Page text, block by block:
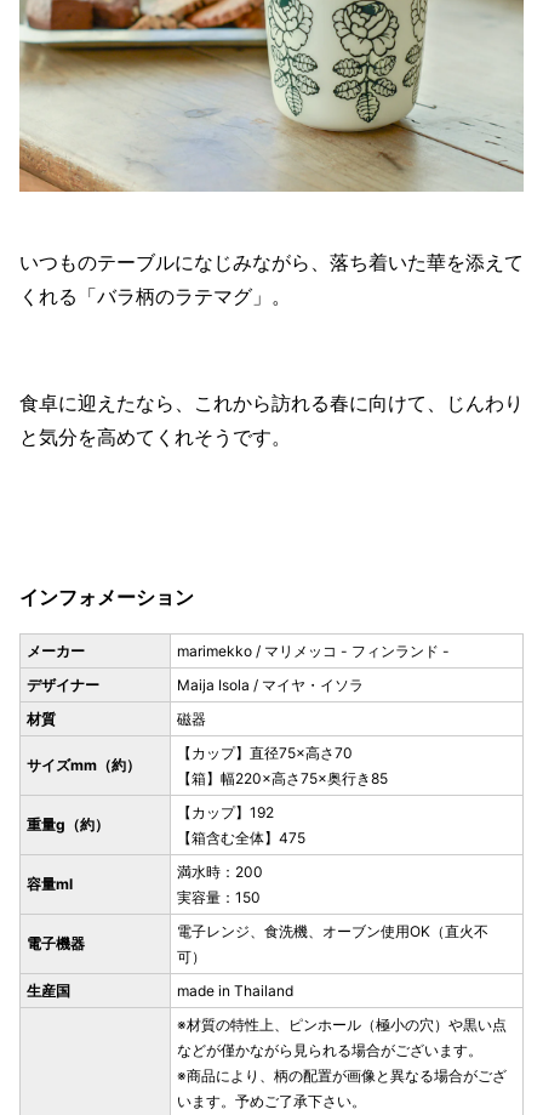
いつものテーブルになじみながら、落ち着いた華を添えて
くれる「バラ柄のラテマグ」。
食卓に迎えたなら、これから訪れる春に向けて、じんわり
と気分を高めてくれそうです。
インフォメーション
メーカー
marimekko / マリメッコ - フィンランド -
デザイナー
Maija Isola / マイヤ・イソラ
材質
磁器
サイズmm（約）
【カップ】直径75×高さ70
【箱】幅220×高さ75×奥行き85
重量g（約）
【カップ】192
【箱含む全体】475
容量ml
満水時：200
実容量：150
電子機器
電子レンジ、食洗機、オーブン使用OK（直火不
可）
生産国
made in Thailand
※材質の特性上、ピンホール（極小の穴）や黒い点
などが僅かながら見られる場合がございます。
※商品により、柄の配置が画像と異なる場合がござ
います。予めご了承下さい。